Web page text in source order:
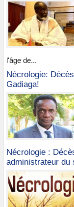
l'âge de...
Nécrologie:
Gadiaga!
Nécrologie :
administrateur du